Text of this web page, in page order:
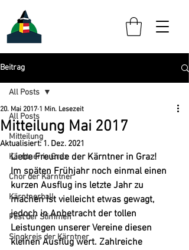
Beitrag
All Posts
Mitteilung
Kärntner in Graz
Chor der Kärntner
Kärntnerball
Fest der Stimmen
Singkreis der Kärntner
All Posts
Mitteilung Mai 2017
20. Mai 2017 1 Min. Lesezeit
Aktualisiert:1. Dez. 2021
Liebe Freunde der Kärntner in Graz!
Im späten Frühjahr noch einmal einen
kurzen Ausflug ins letzte Jahr zu
machen ist vielleicht etwas gewagt,
jedoch in Anbetracht der tollen
Leistungen unserer Vereine diesen
kleinen Ausflug wert. Zahlreiche